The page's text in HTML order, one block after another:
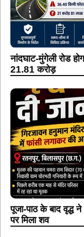
नांदघाट-मुंगेली रोड
21.81 करोड़
पूजा-पाठ के बाद वृद्ध
पर मिला शव